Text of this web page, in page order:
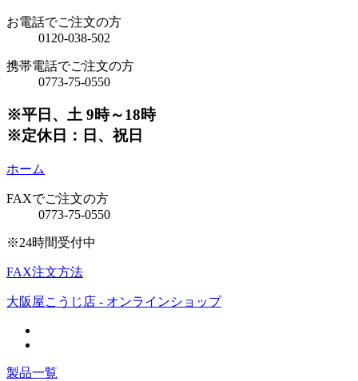
お電話でご注文の方
0120-038-502
携帯電話でご注文の方
0773-75-0550
※平日、土 9時～18時
※定休日：日、祝日
ホーム
FAXでご注文の方
0773-75-0550
※24時間受付中
FAX注文方法
大阪屋こうじ店 - オンラインショップ
製品一覧